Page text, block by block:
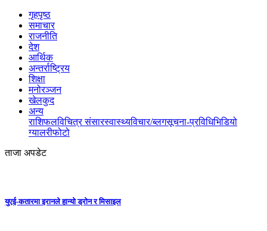
गृहपृष्ठ
समाचार
राजनीति
देश
आर्थिक
अन्तर्राष्ट्रिय
शिक्षा
मनोरञ्जन
खेलकुद
अन्य
राशिफलविचित्र संसारस्वास्थ्यविचार/ब्लगसूचना-प्रविधिभिडियो
ग्यालरीफोटो
ताजा अपडेट
युएई-कतारमा इरानले हान्यो ड्रोन र मिसाइल